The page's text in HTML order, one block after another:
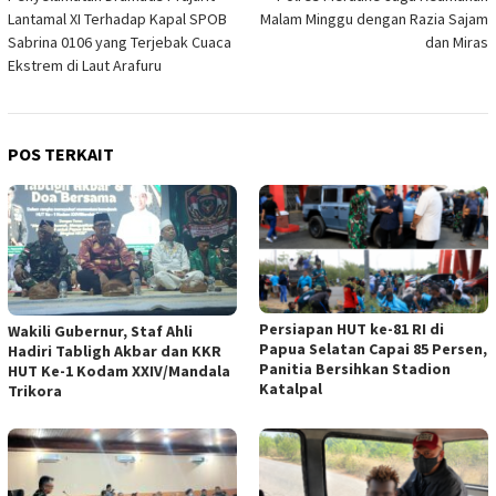
Lantamal XI Terhadap Kapal SPOB
Sabrina 0106 yang Terjebak Cuaca
Ekstrem di Laut Arafuru
Malam Minggu dengan Razia Sajam
dan Miras
POS TERKAIT
Wakili Gubernur, Staf Ahli
Hadiri Tabligh Akbar dan KKR
HUT Ke-1 Kodam XXIV/Mandala
Trikora
Persiapan HUT ke-81 RI di
Papua Selatan Capai 85 Persen,
Panitia Bersihkan Stadion
Katalpal